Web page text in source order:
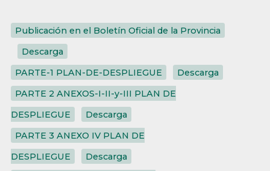
Publicación en el Boletín Oficial de la Provincia
Descarga
PARTE-1 PLAN-DE-DESPLIEGUE
Descarga
PARTE 2 ANEXOS-I-II-y-III PLAN DE
DESPLIEGUE
Descarga
PARTE 3 ANEXO IV PLAN DE
DESPLIEGUE
Descarga